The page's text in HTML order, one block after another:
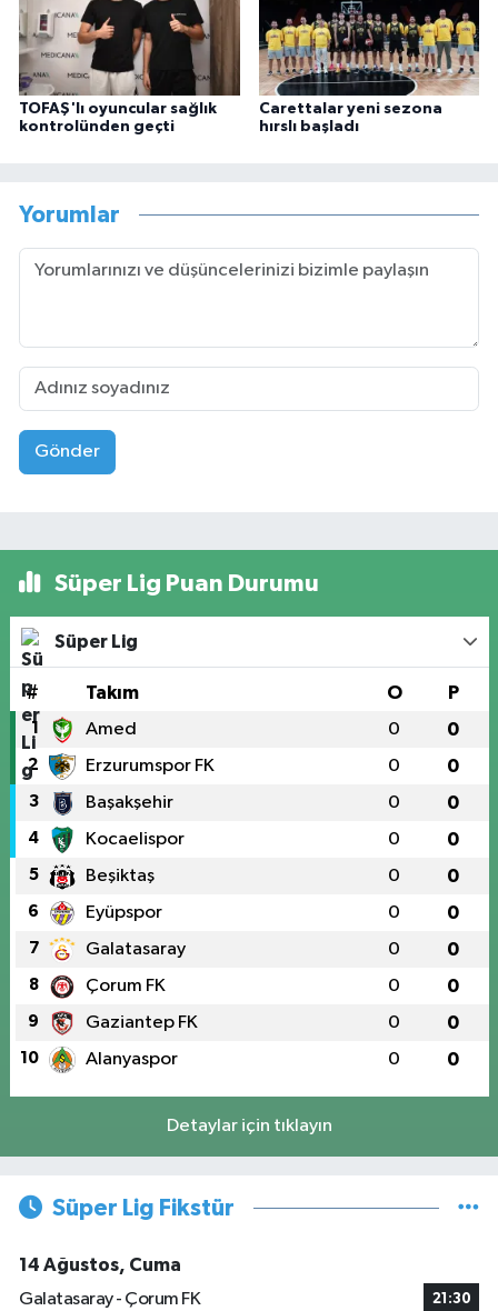
TOFAŞ'lı oyuncular sağlık
kontrolünden geçti
Carettalar yeni sezona
hırslı başladı
Yorumlar
Gönder
Süper Lig Puan Durumu
Süper Lig
# Takım O P
1 Amed 0 0
2 Erzurumspor FK 0 0
3 Başakşehir 0 0
4 Kocaelispor 0 0
5 Beşiktaş 0 0
6 Eyüpspor 0 0
7 Galatasaray 0 0
8 Çorum FK 0 0
9 Gaziantep FK 0 0
10 Alanyaspor 0 0
Detaylar için tıklayın
Süper Lig Fikstür
14 Ağustos, Cuma
Galatasaray - Çorum FK
21:30